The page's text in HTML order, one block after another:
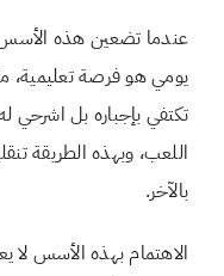
عندما تضعين هذه
يومي هو فرصة تعليمية،
تكتفي بإجباره بل اشرحي
اللعب، وبهذه الطريقة
بالآخر.
الاهتمام بهذه الأسس